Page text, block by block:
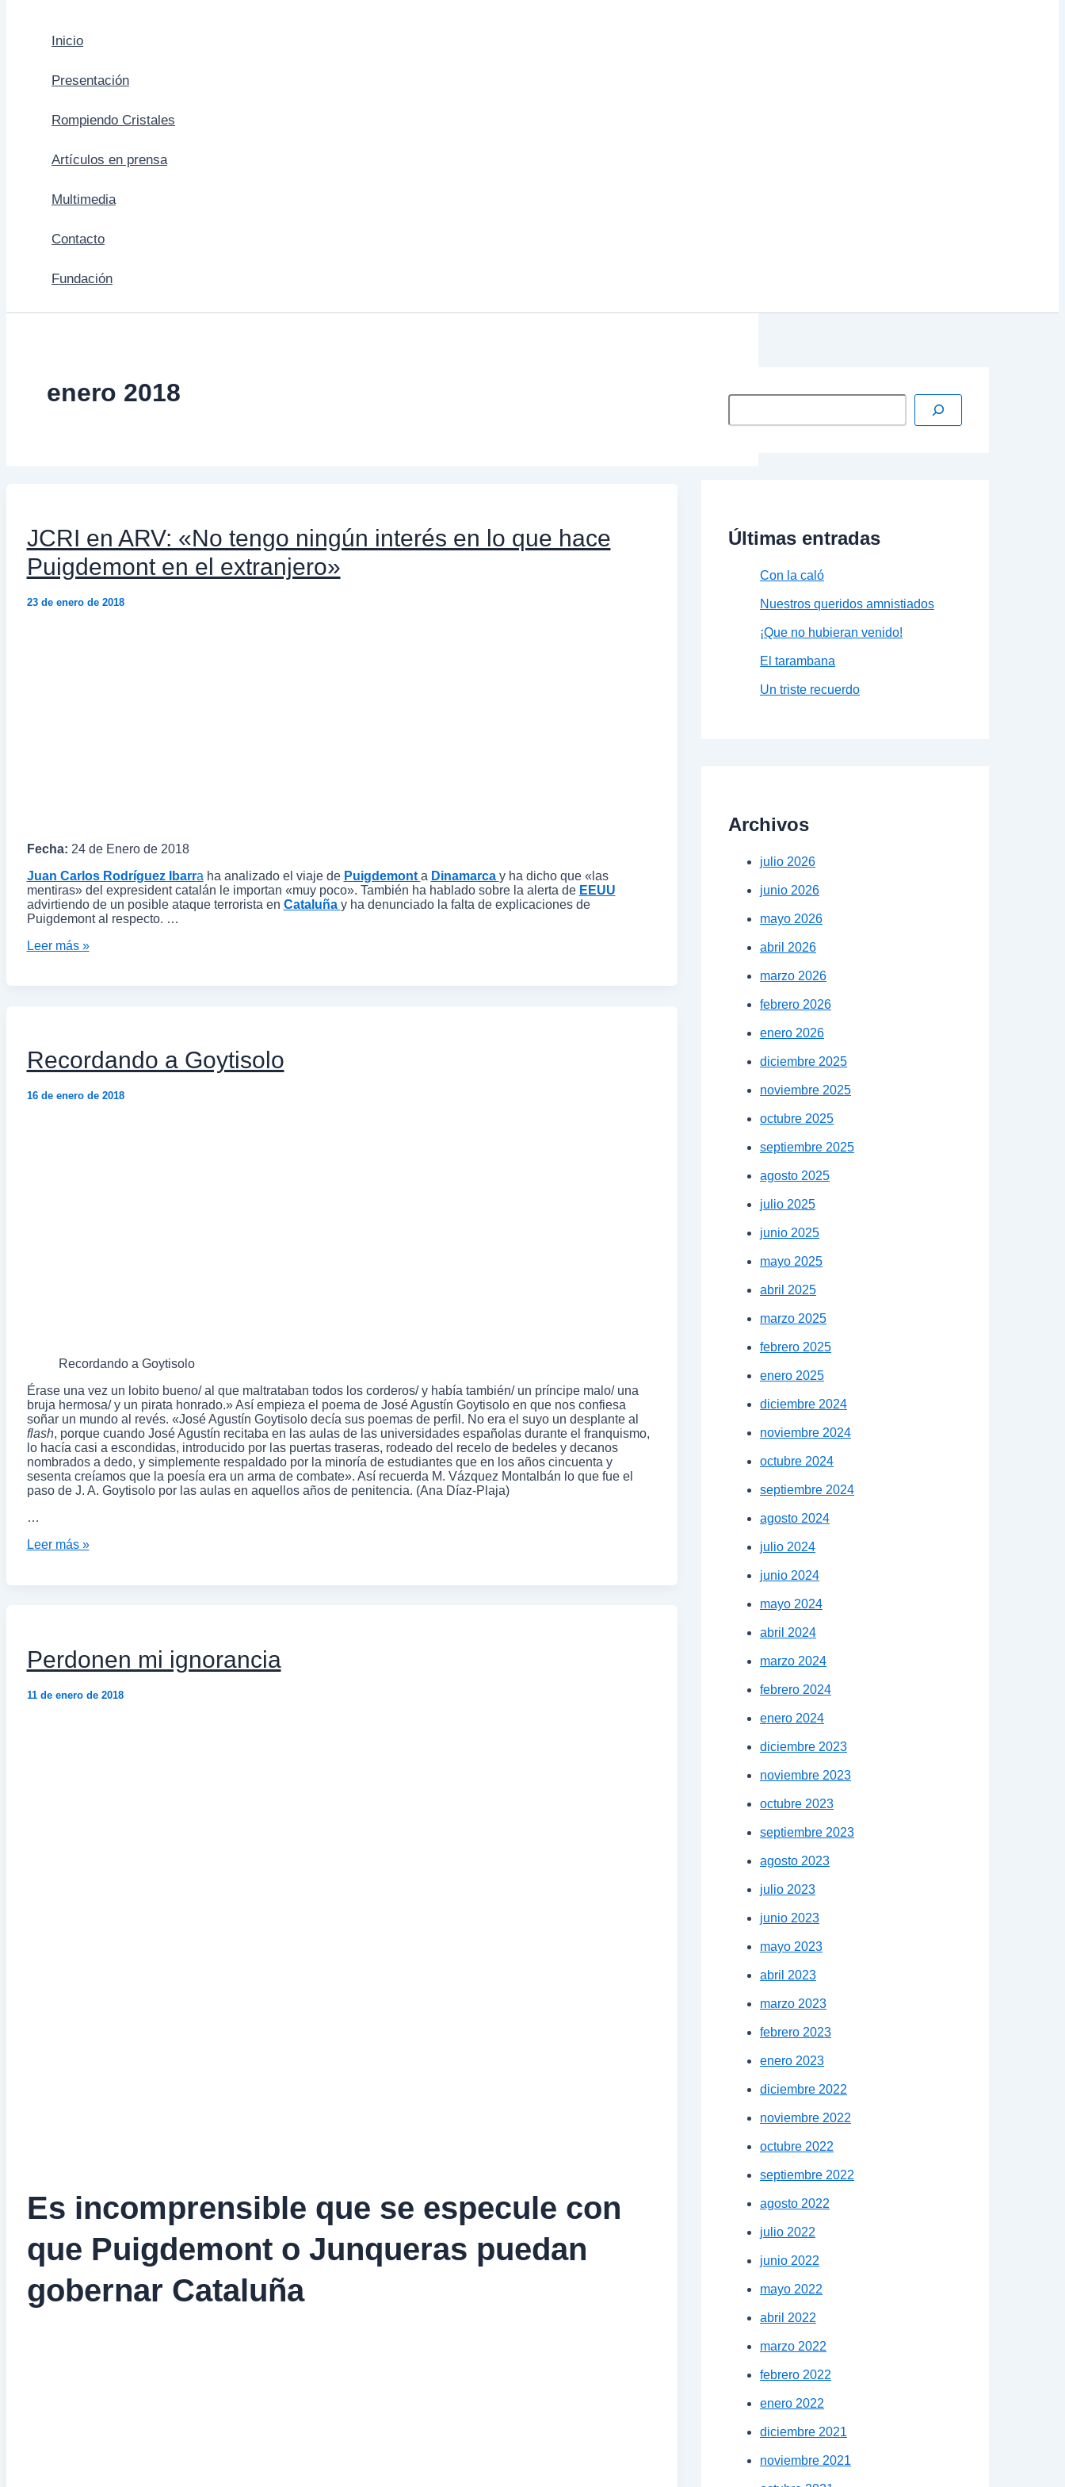
Inicio
Presentación
Rompiendo Cristales
Artículos en prensa
Multimedia
Contacto
Fundación
enero 2018
JCRI en ARV: «No tengo ningún interés en lo que hace
Puigdemont en el extranjero»
23 de enero de 2018
Fecha: 24 de Enero de 2018
Juan Carlos Rodríguez Ibarra ha analizado el viaje de Puigdemont a Dinamarca y ha dicho que «las
mentiras» del expresident catalán le importan «muy poco». También ha hablado sobre la alerta de EEUU
advirtiendo de un posible ataque terrorista en Cataluña y ha denunciado la falta de explicaciones de
Puigdemont al respecto. …
Leer más »
Recordando a Goytisolo
16 de enero de 2018
Recordando a Goytisolo
Érase una vez un lobito bueno/ al que maltrataban todos los corderos/ y había también/ un príncipe malo/ una
bruja hermosa/ y un pirata honrado.» Así empieza el poema de José Agustín Goytisolo en que nos confiesa
soñar un mundo al revés. «José Agustín Goytisolo decía sus poemas de perfil. No era el suyo un desplante al
flash, porque cuando José Agustín recitaba en las aulas de las universidades españolas durante el franquismo,
lo hacía casi a escondidas, introducido por las puertas traseras, rodeado del recelo de bedeles y decanos
nombrados a dedo, y simplemente respaldado por la minoría de estudiantes que en los años cincuenta y
sesenta creíamos que la poesía era un arma de combate». Así recuerda M. Vázquez Montalbán lo que fue el
paso de J. A. Goytisolo por las aulas en aquellos años de penitencia. (Ana Díaz-Plaja)
…
Leer más »
Perdonen mi ignorancia
11 de enero de 2018
Es incomprensible que se especule con
que Puigdemont o Junqueras puedan
gobernar Cataluña
Últimas entradas
Con la caló
Nuestros queridos amnistiados
¡Que no hubieran venido!
El tarambana
Un triste recuerdo
Archivos
julio 2026
junio 2026
mayo 2026
abril 2026
marzo 2026
febrero 2026
enero 2026
diciembre 2025
noviembre 2025
octubre 2025
septiembre 2025
agosto 2025
julio 2025
junio 2025
mayo 2025
abril 2025
marzo 2025
febrero 2025
enero 2025
diciembre 2024
noviembre 2024
octubre 2024
septiembre 2024
agosto 2024
julio 2024
junio 2024
mayo 2024
abril 2024
marzo 2024
febrero 2024
enero 2024
diciembre 2023
noviembre 2023
octubre 2023
septiembre 2023
agosto 2023
julio 2023
junio 2023
mayo 2023
abril 2023
marzo 2023
febrero 2023
enero 2023
diciembre 2022
noviembre 2022
octubre 2022
septiembre 2022
agosto 2022
julio 2022
junio 2022
mayo 2022
abril 2022
marzo 2022
febrero 2022
enero 2022
diciembre 2021
noviembre 2021